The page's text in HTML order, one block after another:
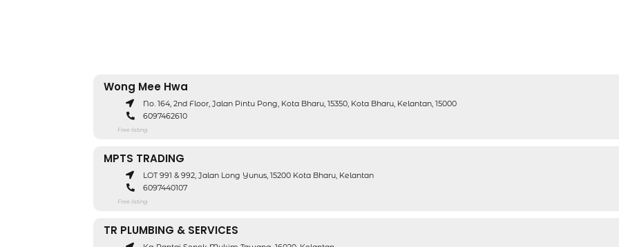
Wong Mee Hwa
No. 164, 2nd Floor, Jalan Pintu Pong, Kota Bharu, 15350, Kota Bharu, Kelantan, 15000
6097462610
Free listing
MPTS TRADING
LOT 991 & 992, Jalan Long Yunus, 15200 Kota Bharu, Kelantan
6097440107
Free listing
TR PLUMBING & SERVICES